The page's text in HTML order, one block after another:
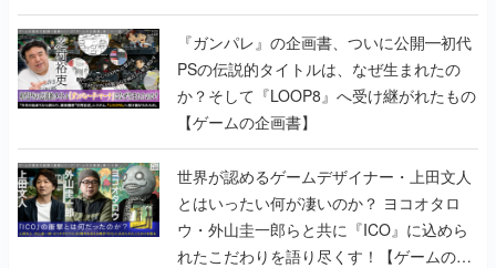
書】
『ガンパレ』の企画書、ついに公開━初代
PSの伝説的タイトルは、なぜ生まれたの
か？そして『LOOP8』へ受け継がれたもの
【ゲームの企画書】
世界が認めるゲームデザイナー・上田文人
とはいったい何が凄いのか？ ヨコオタロ
ウ・外山圭一郎らと共に『ICO』に込めら
れたこだわりを語り尽くす！【ゲームの企